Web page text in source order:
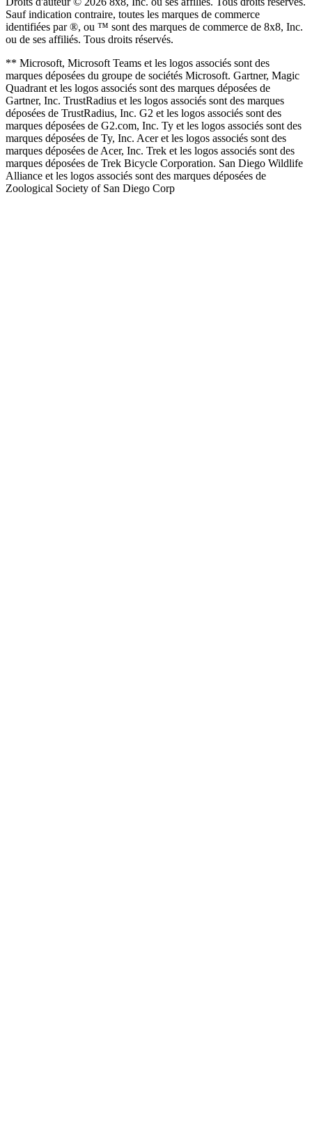
Sauf indication contraire, toutes les marques de commerce
identifiées par ®, ou ™ sont des marques de commerce de 8x8, Inc.
ou de ses affiliés. Tous droits réservés.
** Microsoft, Microsoft Teams et les logos associés sont des
marques déposées du groupe de sociétés Microsoft. Gartner, Magic
Quadrant et les logos associés sont des marques déposées de
Gartner, Inc. TrustRadius et les logos associés sont des marques
déposées de TrustRadius, Inc. G2 et les logos associés sont des
marques déposées de G2.com, Inc. Ty et les logos associés sont des
marques déposées de Ty, Inc. Acer et les logos associés sont des
marques déposées de Acer, Inc. Trek et les logos associés sont des
marques déposées de Trek Bicycle Corporation. San Diego Wildlife
Alliance et les logos associés sont des marques déposées de
Zoological Society of San Diego Corp